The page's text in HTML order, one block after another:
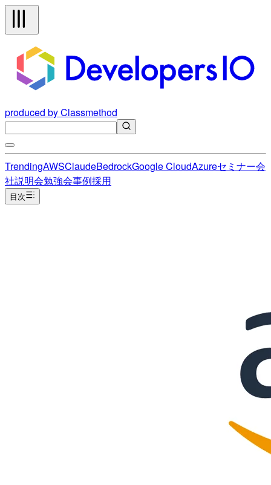
produced by Classmethod
TrendingAWSClaudeBedrockGoogle CloudAzureセミナー会
社説明会勉強会事例採用
目次